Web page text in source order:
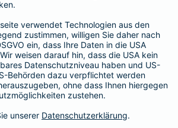
Adresse ändern
Schaden melden
Kilometerstandsmeldung
Serviceübersicht